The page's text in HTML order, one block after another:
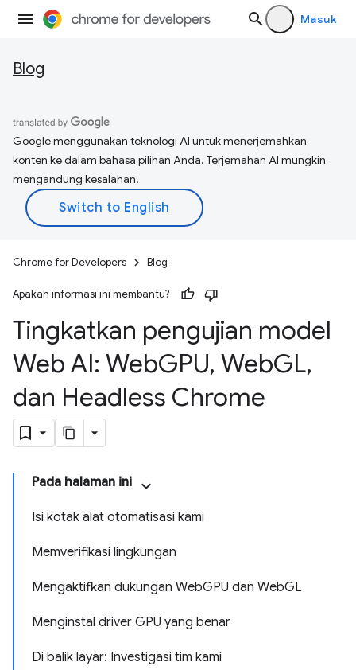
Masuk
Blog
Google menggunakan teknologi AI untuk menerjemahkan
konten ke dalam bahasa pilihan Anda. Terjemahan AI mungkin
mengandung kesalahan.
Chrome for Developers Blog
Apakah informasi ini membantu?
Tingkatkan pengujian model
Web AI: WebGPU, WebGL,
dan Headless Chrome
Pada halaman ini
Isi kotak alat otomatisasi kami
Memverifikasi lingkungan
Mengaktifkan dukungan WebGPU dan WebGL
Menginstal driver GPU yang benar
Di balik layar: Investigasi tim kami